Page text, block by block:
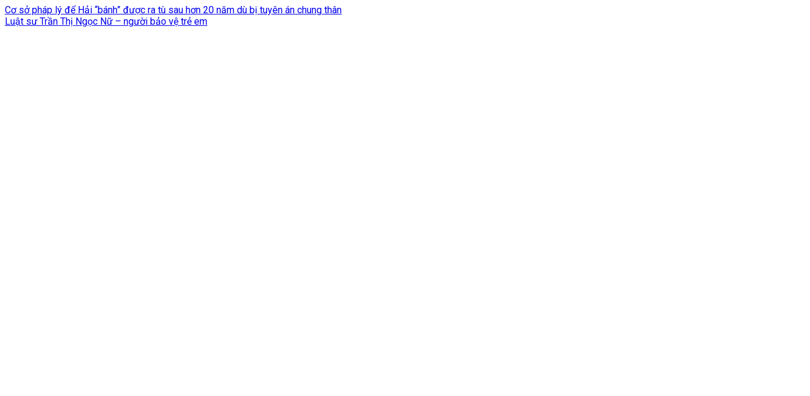
Cơ sở pháp lý để Hải “bánh” được ra tù sau hơn 20 năm dù bị tuyên án chung thân
Luật sư Trần Thị Ngọc Nữ – người bảo vệ trẻ em